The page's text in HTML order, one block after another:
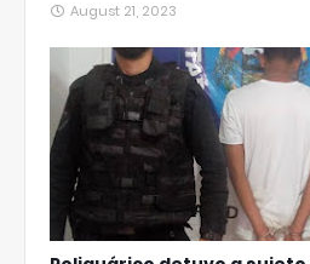
August 21, 2023